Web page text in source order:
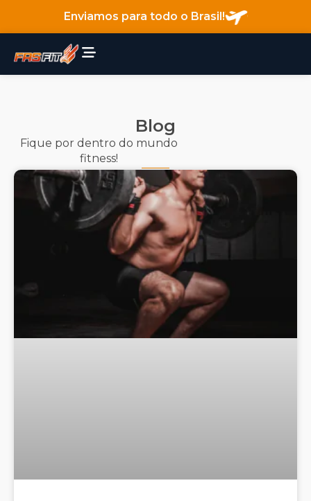
Enviamos para todo o Brasil!
Blog
Fique por dentro do mundo
fitness!